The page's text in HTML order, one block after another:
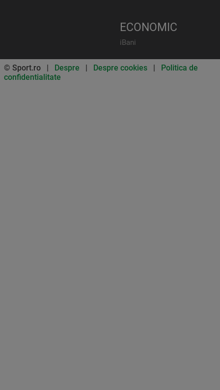
ECONOMIC
iBani
© Sport.ro | Despre | Despre cookies | Politica de
confidentialitate